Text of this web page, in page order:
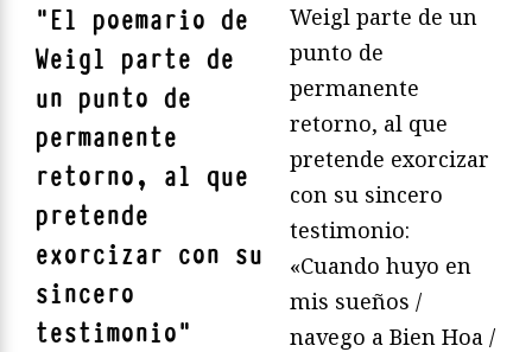
"El poemario de
Weigl parte de
un punto de
permanente
retorno, al que
pretende
exorcizar con su
sincero
testimonio"
Weigl parte de un
punto de
permanente
retorno, al que
pretende exorcizar
con su sincero
testimonio:
«Cuando huyo en
mis sueños /
navego a Bien Hoa /